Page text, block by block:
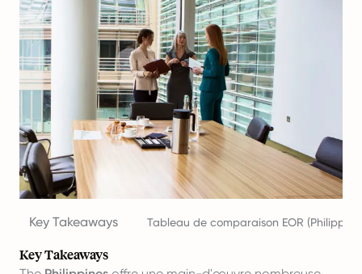
Key Takeaways Tableau de comparaison EOR
Key Takeaways